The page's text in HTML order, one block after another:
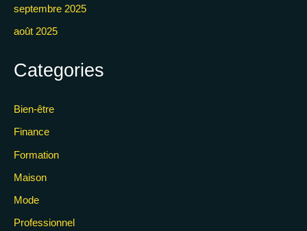
septembre 2025
août 2025
Categories
Bien-être
Finance
Formation
Maison
Mode
Professionnel